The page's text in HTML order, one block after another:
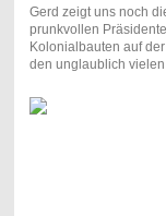
Gerd zeigt uns noch
prunkvollen
Kolonialbauten auf
den unglaublich